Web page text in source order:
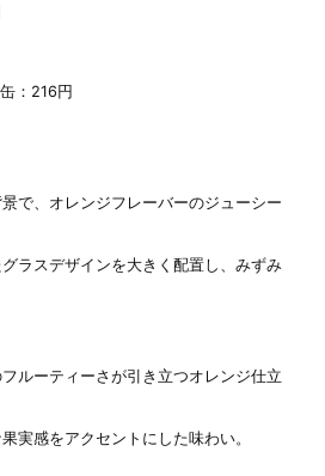
：216円
で、オレンジフレーバーのジューシー
ラスデザインを大きく配置し、みずみ
ルーティーさが引き立つオレンジ仕立
実感をアクセントにした味わい。